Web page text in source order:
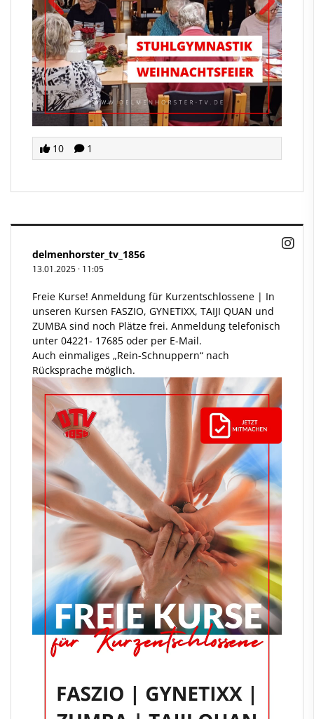
10 1
delmenhorster_tv_1856
13.01.2025 · 11:05
Freie Kurse! Anmeldung für Kurzentschlossene | In
unseren Kursen FASZIO, GYNETIXX, TAIJI QUAN und
ZUMBA sind noch Plätze frei. Anmeldung telefonisch
unter 04221- 17685 oder per E-Mail.
Auch einmaliges „Rein-Schnuppern“ nach
Rücksprache möglich.​